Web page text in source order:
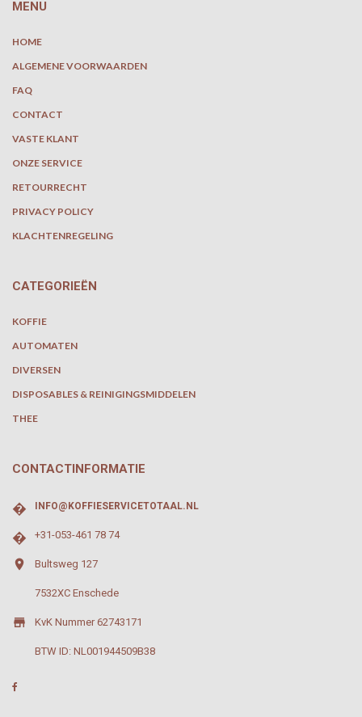
MENU
HOME
ALGEMENE VOORWAARDEN
FAQ
CONTACT
VASTE KLANT
ONZE SERVICE
RETOURRECHT
PRIVACY POLICY
KLACHTENREGELING
CATEGORIEËN
KOFFIE
AUTOMATEN
DIVERSEN
DISPOSABLES & REINIGINGSMIDDELEN
THEE
CONTACTINFORMATIE
� INFO@KOFFIESERVICETOTAAL.NL
� +31-053-461 78 74
 Bultsweg 127
7532XC Enschede
 KvK Nummer 62743171
BTW ID: NL001944509B38